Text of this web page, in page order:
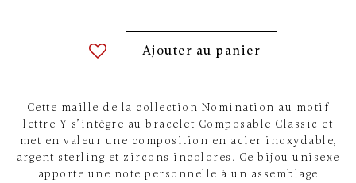
Ajouter au panier
Cette maille de la collection Nomination au motif
lettre Y s’intègre au bracelet Composable Classic et
met en valeur une composition en acier inoxydable,
argent sterling et zircons incolores. Ce bijou unisexe
apporte une note personnelle à un assemblage